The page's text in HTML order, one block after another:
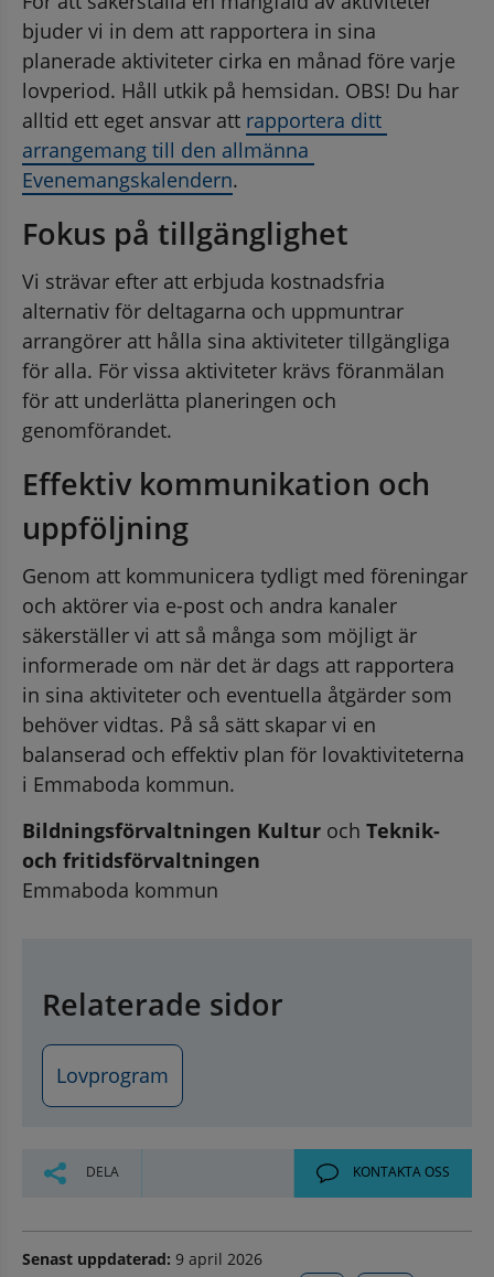
bjuder vi in dem att rapportera in sina
planerade aktiviteter cirka en månad före varje
lovperiod. Håll utkik på hemsidan. OBS! Du har
alltid ett eget ansvar att rapportera ditt
arrangemang till den allmänna
Evenemangskalendern.
Fokus på tillgänglighet
Vi strävar efter att erbjuda kostnadsfria
alternativ för deltagarna och uppmuntrar
arrangörer att hålla sina aktiviteter tillgängliga
för alla. För vissa aktiviteter krävs föranmälan
för att underlätta planeringen och
genomförandet.
Effektiv kommunikation och
uppföljning
Genom att kommunicera tydligt med föreningar
och aktörer via e-post och andra kanaler
säkerställer vi att så många som möjligt är
informerade om när det är dags att rapportera
in sina aktiviteter och eventuella åtgärder som
behöver vidtas. På så sätt skapar vi en
balanserad och effektiv plan för lovaktiviteterna
i Emmaboda kommun.
Bildningsförvaltningen Kultur och Teknik-
och fritidsförvaltningen
Emmaboda kommun
Relaterade sidor
Lovprogram
DELA KONTAKTA OSS
Senast uppdaterad: 9 april 2026